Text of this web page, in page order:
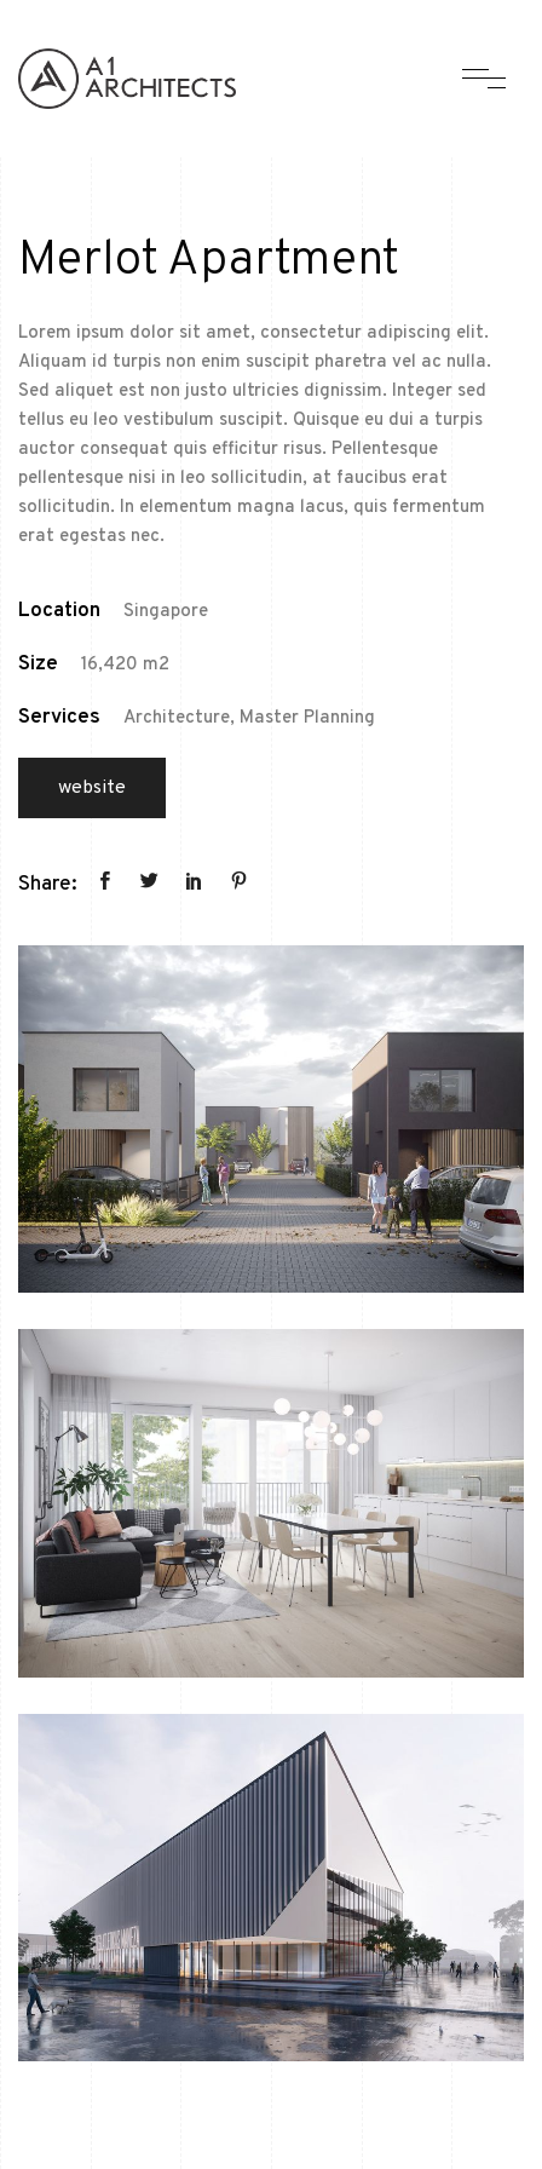
Merlot Apartment
Lorem ipsum dolor sit amet, consectetur adipiscing elit.
Aliquam id turpis non enim suscipit pharetra vel ac nulla.
Sed aliquet est non justo ultricies dignissim. Integer sed
tellus eu leo vestibulum suscipit. Quisque eu dui a turpis
auctor consequat quis efficitur risus. Pellentesque
pellentesque nisi in leo sollicitudin, at faucibus erat
sollicitudin. In elementum magna lacus, quis fermentum
erat egestas nec.
Location Singapore
Size 16,420 m2
Services Architecture, Master Planning
website
Share: